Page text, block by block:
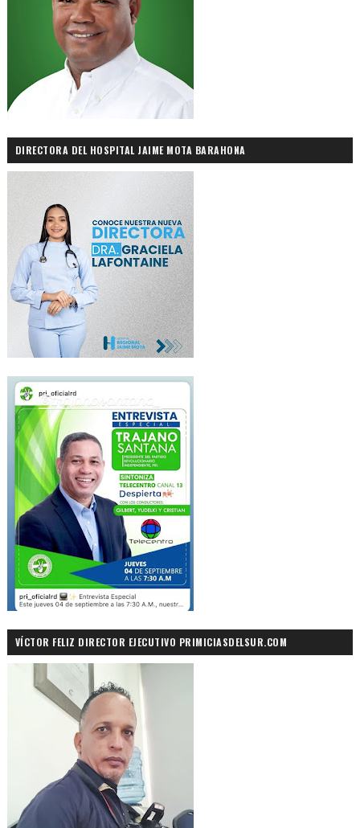
DIRECTORA DEL HOSPITAL JAIME MOTA BARAHONA
VÍCTOR FELIZ DIRECTOR EJECUTIVO PRIMICIASDELSUR.COM